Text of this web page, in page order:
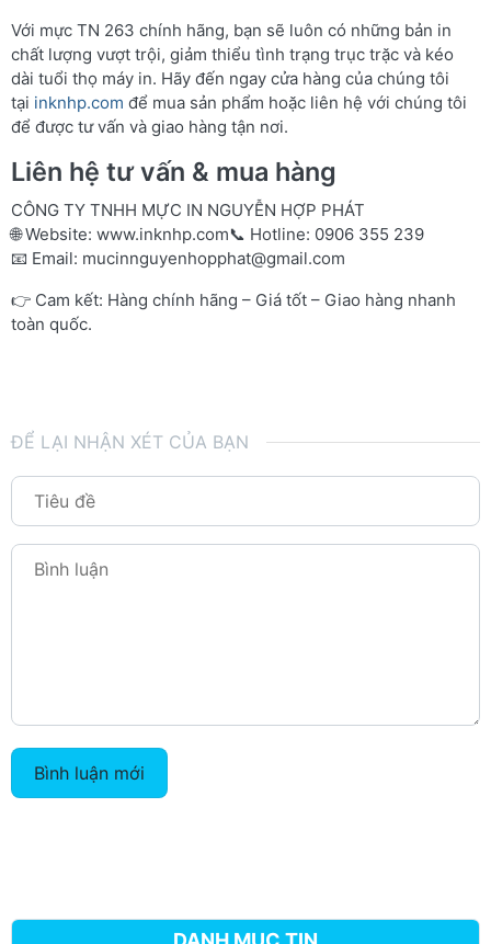
Với mực TN 263 chính hãng, bạn sẽ luôn có những bản in
chất lượng vượt trội, giảm thiểu tình trạng trục trặc và kéo
dài tuổi thọ máy in. Hãy đến ngay cửa hàng của chúng tôi
tại inknhp.com để mua sản phẩm hoặc liên hệ với chúng tôi
để được tư vấn và giao hàng tận nơi.
Liên hệ tư vấn & mua hàng
CÔNG TY TNHH MỰC IN NGUYỄN HỢP PHÁT
🌐 Website: www.inknhp.com📞 Hotline: 0906 355 239
📧 Email: mucinnguyenhopphat@gmail.com
👉 Cam kết: Hàng chính hãng – Giá tốt – Giao hàng nhanh
toàn quốc.
ĐỂ LẠI NHẬN XÉT CỦA BẠN
Bình luận mới